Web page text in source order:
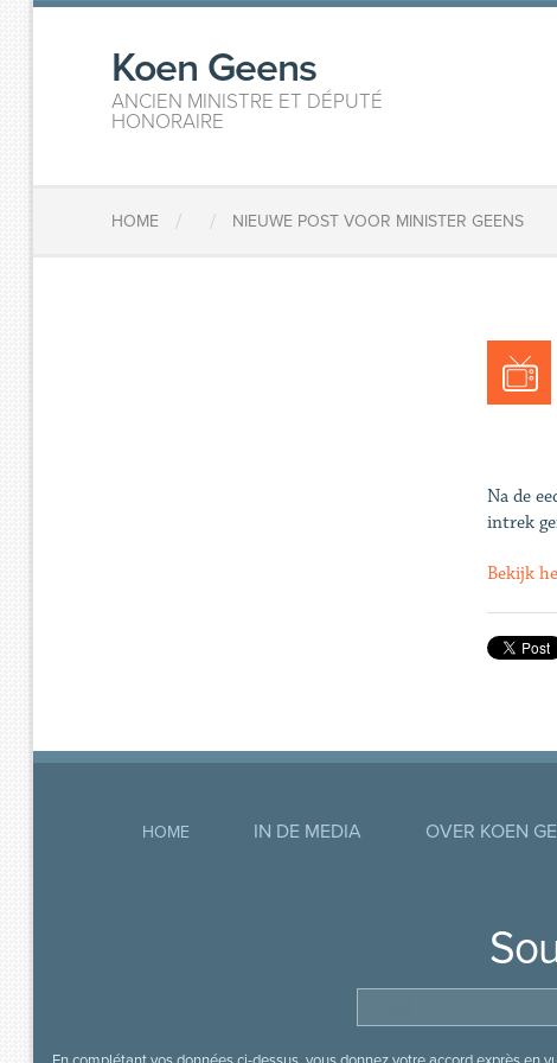
Koen Geens
ANCIEN MINISTRE ET DÉPUTÉ
HONORAIRE
HOME / / NIEUWE POST VOOR MINISTER GEENS
Na de
intrek
Bekijk
HOME IN DE MEDIA OVER KOEN